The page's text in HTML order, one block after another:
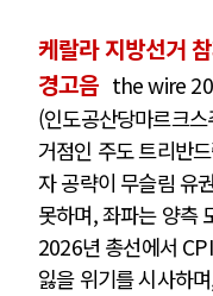
케랄라 지방선거
경고음 the wire
(인도공산당마르크
거점인 주도 트리반
자 공략이 무슬림 유
못하며, 좌파는 양측
2026년 총선에서
잃을 위기를 시사하